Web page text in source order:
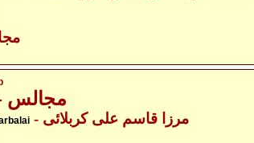
-
- مرزا قاسم علی کربلائی